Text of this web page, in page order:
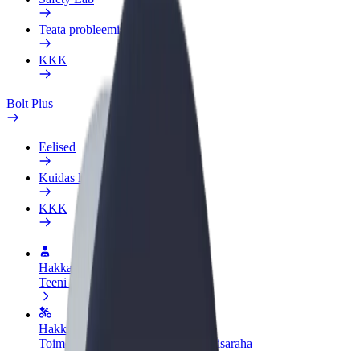
Teata probleemist
KKK
Bolt Plus
Eelised
Kuidas liituda
KKK
Hakka juhiks
Teeni siis, kui sulle sobib
Hakka kulleriks
Toimeta tellimused kohale ja teeni lisaraha